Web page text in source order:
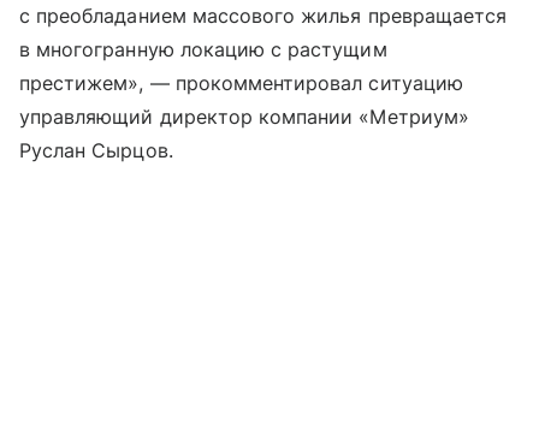
с преобладанием массового жилья превращается
в многогранную локацию с растущим
престижем», — прокомментировал ситуацию
управляющий директор компании «Метриум»
Руслан Сырцов.